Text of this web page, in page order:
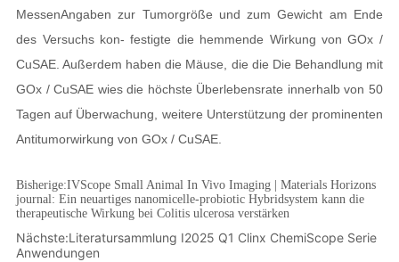
Bisherige:IVScope Small Animal In Vivo Imaging | Materials Horizons
journal: Ein neuartiges nanomicelle-probiotic Hybridsystem kann die
therapeutische Wirkung bei Colitis ulcerosa verstärken
Nächste:Literatursammlung I2025 Q1 Clinx ChemiScope Serie
Anwendungen